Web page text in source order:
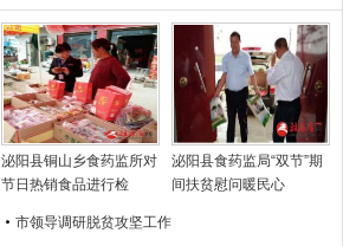
泌阳县铜山乡食药监所对
节日热销食品进行检
泌阳县食药监局“双节”期
间扶贫慰问暖民心
市领导调研脱贫攻坚工作